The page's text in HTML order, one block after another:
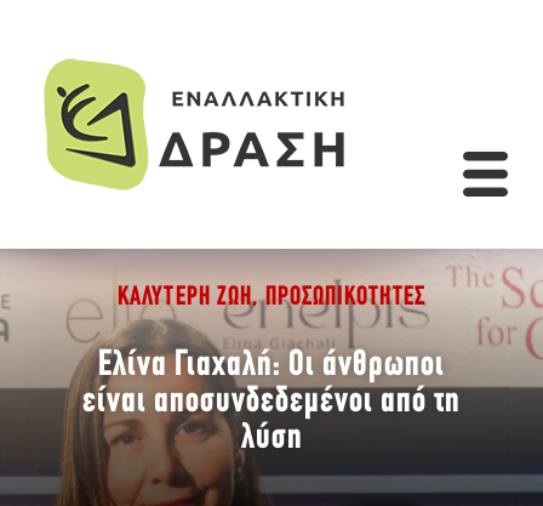
ΚΑΛΎΤΕΡΗ ΖΩΉ,ΠΡΟΣΩΠΙΚΌΤΗΤΕΣ
Ελίνα Γιαχαλή: Οι άνθρωποι
είναι αποσυνδεδεμένοι από τη
λύση